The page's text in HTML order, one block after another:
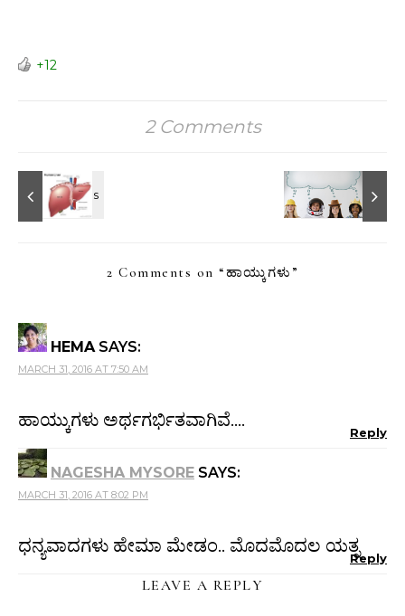
+12
2 Comments
2 Comments on “ಹಾಯ್ಕುಗಳು ”
HEMA SAYS:
MARCH 31, 2016 AT 7:50 AM
ಹಾಯ್ಕುಗಳು ಅರ್ಥಗರ್ಭಿತವಾಗಿವೆ….
Reply
NAGESHA MYSORE SAYS:
MARCH 31, 2016 AT 8:02 PM
ಧನ್ಯವಾದಗಳು ಹೇಮಾ ಮೇಡಂ.. ಮೊದಮೊದಲ ಯತ್ನ
Reply
LEAVE A REPLY